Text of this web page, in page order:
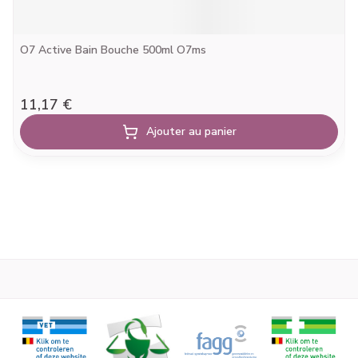
O7 Active Bain Bouche 500ml O7ms
11,17 €
Ajouter au panier